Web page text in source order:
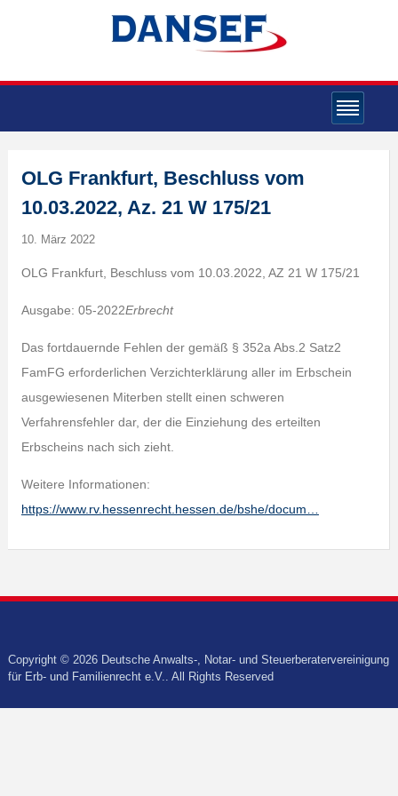
OLG Frankfurt, Beschluss vom
10.03.2022, Az. 21 W 175/21
10. März 2022
OLG Frankfurt, Beschluss vom 10.03.2022, AZ 21 W 175/21
Ausgabe: 05-2022Erbrecht
Das fortdauernde Fehlen der gemäß § 352a Abs.2 Satz2
FamFG erforderlichen Verzichterklärung aller im Erbschein
ausgewiesenen Miterben stellt einen schweren
Verfahrensfehler dar, der die Einziehung des erteilten
Erbscheins nach sich zieht.
Weitere Informationen:
https://www.rv.hessenrecht.hessen.de/bshe/docum…
Copyright © 2026 Deutsche Anwalts-, Notar- und Steuerberatervereinigung
für Erb- und Familienrecht e.V.. All Rights Reserved